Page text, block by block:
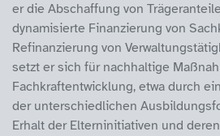
er die Abschaffung von
dynamisierte Finanzierung von
Refinanzierung von
setzt er sich für nachhaltige
Fachkraftentwicklung, etwa durch
der unterschiedlichen
Erhalt der Elterninitiativen und